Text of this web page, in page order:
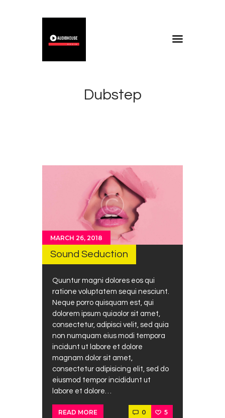
Dubstep
Home
MARCH 26, 2018
Sound Seduction
Quuntur magni dolores eos qui
ratione voluptatem sequi nesciunt.
Neque porro quisquam est, qui
dolorem ipsum quiaolor sit amet,
consectetur, adipisci velit, sed quia
non numquam eius modi tempora
incidunt ut labore et dolore
magnam dolor sit amet,
consectetur adipisicing elit, sed do
eiusmod tempor incididunt ut
labore et dolore…
READ MORE 0 5